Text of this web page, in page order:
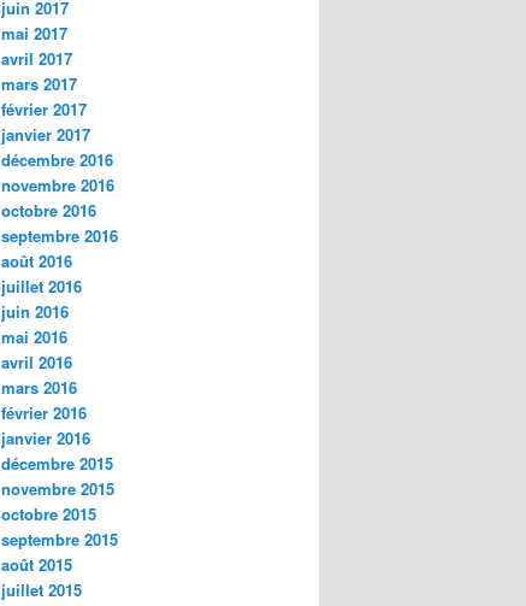
juin 2017
mai 2017
avril 2017
mars 2017
février 2017
janvier 2017
décembre 2016
novembre 2016
octobre 2016
septembre 2016
août 2016
juillet 2016
juin 2016
mai 2016
avril 2016
mars 2016
février 2016
janvier 2016
décembre 2015
novembre 2015
octobre 2015
septembre 2015
août 2015
juillet 2015